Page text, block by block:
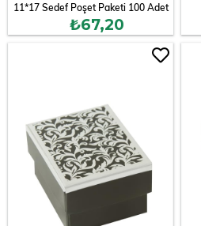
11*17 Sedef Poşet Paketi 100 Adet
₺67,20